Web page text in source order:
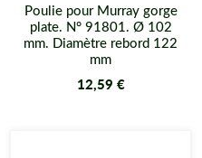
Poulie pour Murray gorge
plate. N° 91801. Ø 102
mm. Diamètre rebord 122
mm
12,59 €